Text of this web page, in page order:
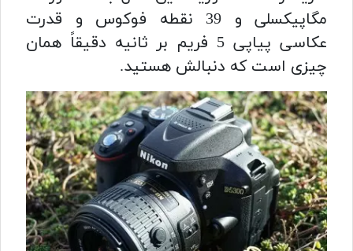
مگاپیکسلی و 39 نقطه فوکوس و قدرت
عکاسی پیاپی 5 فریم بر ثانیه دقیقاً همان
چیزی است که دنبالش هستید.